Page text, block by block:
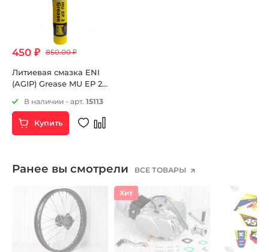
450 ₽ 850.00 ₽
Литиевая смазка ENI
(AGIP) Grease MU EP 2
В наличии - арт. 15113
Купить
Ранее вы смотрели ВСЕ ТОВАРЫ
Хит